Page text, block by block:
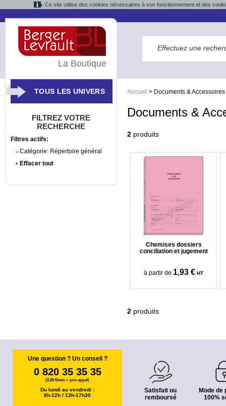
Ce site utilise des cookies nécessaires à son fonctionnement et des
Accueil > Documents & Accessoires
Documents &
2 produits
Chemises dossiers
conciliation et jugement
à partir de 1,93 € HT
2 produits
La Boutique
TOUS LES UNIVERS
FILTREZ VOTRE
RECHERCHE
Filtres actifs:
Catégorie: Répertoire général
Effacer tout
Une question ? Un conseil ?
0 820 35 35 35
(0,20 €/min + prix appel)
Du lundi au vendredi :
8h-12h / 13h-17h30
Satisfait ou
remboursé
Mode de
100%